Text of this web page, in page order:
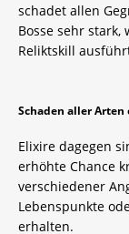
schadet allen
Bosse sehr
Reliktskill
Schaden aller
Elixire dagegen
erhöhte Chance
verschiedener
Lebenspunkte
erhalten.